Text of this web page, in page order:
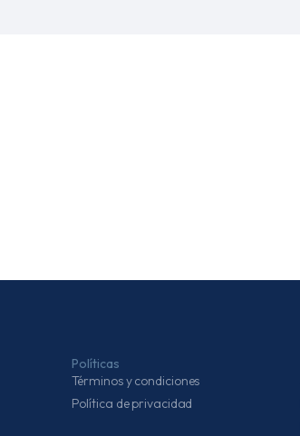
Políticas
Términos y condiciones
Política de privacidad